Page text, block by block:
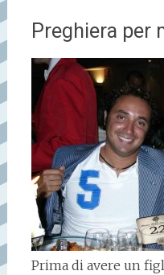
Preghiera per
Prima di avere un